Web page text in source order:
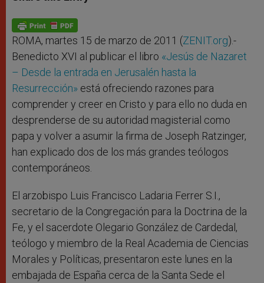
s
p
p
e
g
e
r
b
o
k
ROMA, martes 15 de marzo de 2011 (ZENIT.org).-
Benedicto XVI al publicar el libro «Jesús de Nazaret
– Desde la entrada en Jerusalén hasta la
Resurrección» está ofreciendo razones para
comprender y creer en Cristo y para ello no duda en
desprenderse de su autoridad magisterial como
papa y volver a asumir la firma de Joseph Ratzinger,
han explicado dos de los más grandes teólogos
contemporáneos.
El arzobispo Luis Francisco Ladaria Ferrer S.I.,
secretario de la Congregación para la Doctrina de la
Fe, y el sacerdote Olegario González de Cardedal,
teólogo y miembro de la Real Academia de Ciencias
Morales y Políticas, presentaron este lunes en la
embajada de España cerca de la Santa Sede el